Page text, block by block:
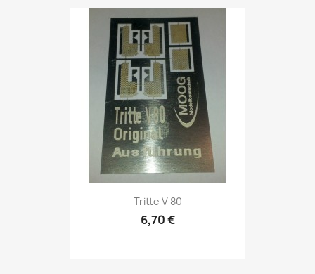
Tritte V 80
6,70 €